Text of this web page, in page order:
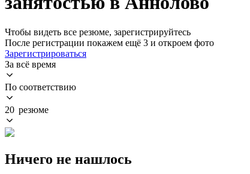
Чтобы видеть все резюме, зарегистрируйтесь
После регистрации покажем ещё 3 и откроем фото
Зарегистрироваться
За всё время
По соответствию
20 резюме
Ничего не нашлось